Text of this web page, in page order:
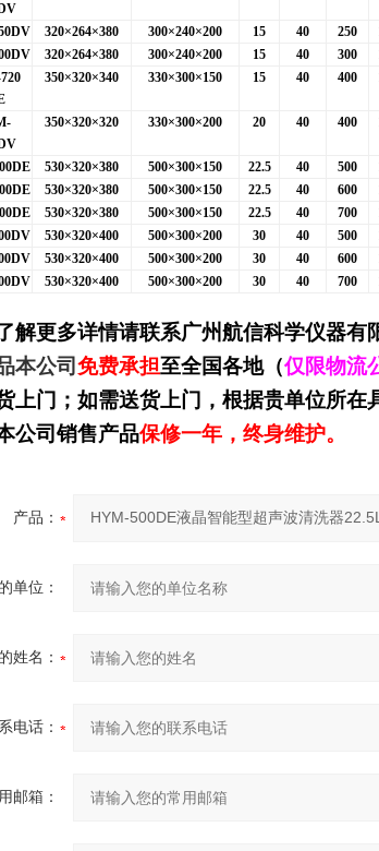
320×264×380 300×240×200 15 40 250
320×264×380 300×240×200 15 40 300
350×320×340 330×300×150 15 40 400
350×320×320 330×300×200 20 40 400
530×320×380 500×300×150 22.5 40 500
530×320×380 500×300×150 22.5 40 600
530×320×380 500×300×150 22.5 40 700
530×320×400 500×300×200 30 40 500
530×320×400 500×300×200 30 40 600
530×320×400 500×300×200 30 40 700
解更多详情请联系广州航信科学仪器有
本公司免费承担至全国各地（仅限物流
上门；如需送货上门，根据贵单位所在
公司销售产品保修一年，终身维护。
产品：
单位：
姓名：
电话：
邮箱：